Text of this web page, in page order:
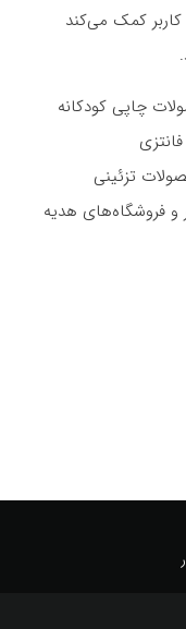
کاربر کمک می‌کند
چاپی کودکانه
تزئینی
و فروشگاه‌های هدیه